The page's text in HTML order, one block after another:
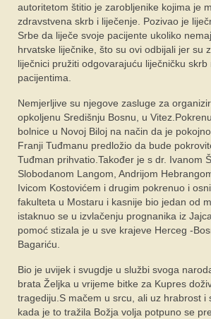
autoritetom štitio je zarobljenike kojima je
zdravstvena skrb i liječenje. Pozivao je
Srbe da liječe svoje pacijente ukoliko
hrvatske liječnike, što su ovi odbijali jer su
liječnici pružiti odgovarajuću liječničku skrb
pacijentima.
Nemjerljive su njegove zasluge za
opkoljenu Središnju Bosnu, u
bolnice u Novoj Biloj na način da je
Franji Tuđmanu predložio da bude
Tuđman prihvatio.Također je s dr. Ivanom
Slobodanom Langom, Andrijom
Ivicom Kostovićem i drugim pokrenuo i
fakulteta u Mostaru i kasnije bio jedan od
istaknuo se u izvlačenju prognanika iz
pomoć stizala je u sve krajeve Herceg -
Bagariću.
Bio je uvijek i svugdje u službi svoga
brata Željka u vrijeme bitke za Kupres
tragediju.S mačem u srcu, ali uz hrabrost i
kada je to tražila Božja volja potpuno se